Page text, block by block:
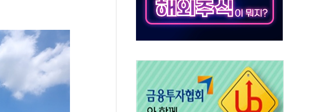
인천 선재도 갯벌서 해루질 중 실종 60대 나흘만에 숨진 채 발견
인천서 말다툼 중 어머니 흉기 살해 10대 아들 체포
'화합' 꺼낸 김민석에 '뻔뻔' 받아친 정청래…제주 연설서 신경전 고조